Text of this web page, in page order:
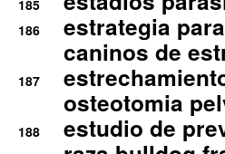
185
186
estrategia
caninos de
187
osteotomia
188
estudio de